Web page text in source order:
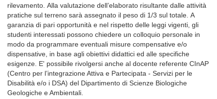
rilevamento. Alla valutazione dell’elaborato risultante dalle attività
pratiche sul terreno sarà assegnato il peso di 1/3 sul totale. A
garanzia di pari opportunità e nel rispetto delle leggi vigenti, gli
studenti interessati possono chiedere un colloquio personale in
modo da programmare eventuali misure compensative e/o
dispensative, in base agli obiettivi didattici ed alle specifiche
esigenze. E' possibile rivolgersi anche al docente referente CInAP
(Centro per l’integrazione Attiva e Partecipata - Servizi per le
Disabilità e/o i DSA) del Dipartimento di Scienze Biologiche
Geologiche e Ambientali.